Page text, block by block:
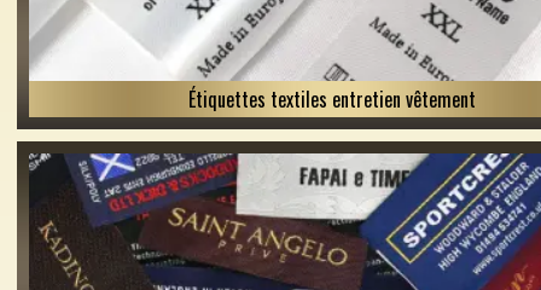
Étiquettes textiles entretien vêtement